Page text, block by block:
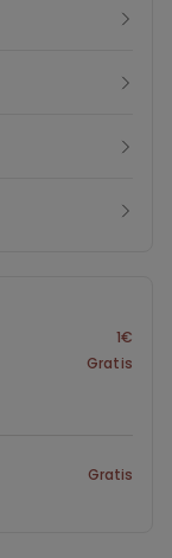
1€
Gratis
Gratis